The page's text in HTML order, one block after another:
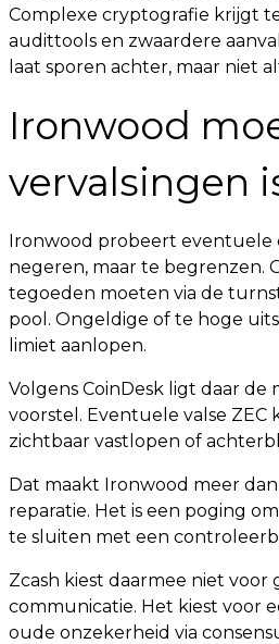
Complexe cryptografie krijgt
audittools en zwaardere
laat sporen achter, maar niet
Ironwood
vervalsingen
Ironwood probeert eventuele
negeren, maar te begrenzen.
tegoeden moeten via de
pool. Ongeldige of te hoge
limiet aanlopen.
Volgens CoinDesk ligt daar
voorstel. Eventuele valse ZEC
zichtbaar vastlopen of
Dat maakt Ironwood meer
reparatie. Het is een poging
te sluiten met een
Zcash kiest daarmee niet voor
communicatie. Het kiest voor
oude onzekerheid via